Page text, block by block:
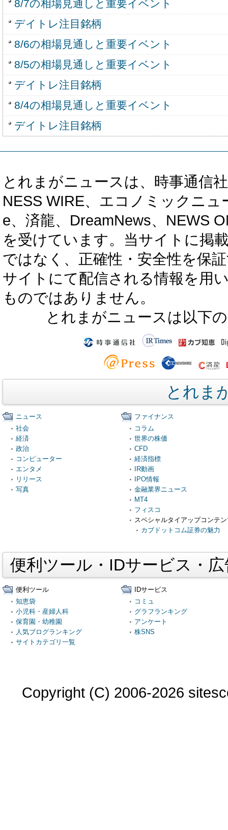
8/7の相場見通しと重要イベント
デイトレ注目銘柄
8/6の相場見通しと重要イベント
8/5の相場見通しと重要イベント
デイトレ注目銘柄
8/4の相場見通しと重要イベント
デイトレ注目銘柄
とれまがニュースは、時事通信
NESS WIRE、エコノミックニ
e、済龍、DreamNews、NEWS
を受けています。当サイトに掲
ではなく、正確性・安全性を保
サイトにて配信される情報を用
ものではありません。
とれまがニュースは以下
とれま
ニュース
社会
経済
政治
コンピューター
エンタメ
リリース
写真
ファイナンス
コラム
世界の株価
CFD
経済指標
IR動画
IPO情報
金融業界ニュース
MT4
フィスコ
スペシャルタイアップコンテ
カブドットコム証券の魅力
便利ツール・IDサービス・
便利ツール
知恵袋
小児科・産婦人科
保育園・幼稚園
人気ブログランキング
サイトカテゴリ一覧
IDサービス
コミュ
グラフランキング
アンケート
株SNS
Copyright (C) 2006-2026